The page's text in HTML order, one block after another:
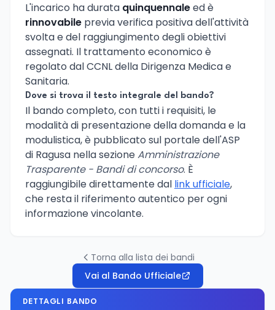
L'incarico ha durata quinquennaleed è
rinnovabile previa verifica positiva dell'attività
svolta e del raggiungimento degli obiettivi
assegnati. Il trattamento economico è
regolato dal CCNL della Dirigenza Medica e
Sanitaria.
Dove si trova il testo integrale del bando?
Il bando completo, con tutti i requisiti, le
modalità di presentazione della domanda e la
modulistica, è pubblicato sul portale dell'ASP
di Ragusa nella sezioneAmministrazione
Trasparente - Bandi di concorso. È
raggiungibile direttamente dal link ufficiale,
che resta il riferimento autentico per ogni
informazione vincolante.
Torna alla lista dei bandi
Vai al Bando Ufficiale
DETTAGLI BANDO